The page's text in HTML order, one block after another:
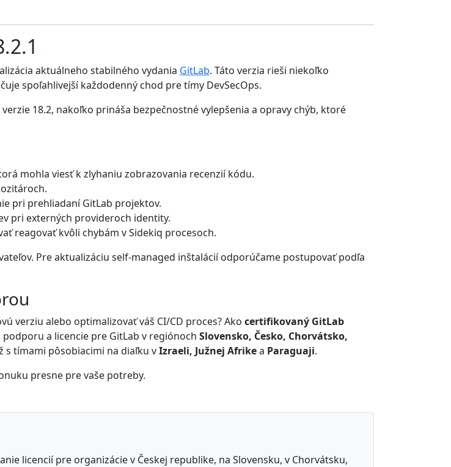
aktuálneho stabilného vydania GitLab. Táto verzia rieši niekoľko
spoľahlivejší každodenný chod pre tímy DevSecOps.
18.2, nakoľko prináša bezpečnostné vylepšenia a opravy chýb, ktoré
mohla viesť k zlyhaniu zobrazovania recenzií kódu.
pri prehliadaní GitLab projektov.
pri externých provideroch identity.
reagovať kvôli chybám v Sidekiq procesoch.
Pre aktualizáciu self-managed inštalácií odporúčame postupovať podľa
verziu alebo optimalizovať váš CI/CD proces? Ako certifikovaný GitLab
a licencie pre GitLab v regiónoch Slovensko, Česko, Chorvátsko,
s tímami pôsobiacimi na diaľku vIzraeli, Južnej Afrikea Paraguaji.
presne pre vaše potreby.
licencií pre organizácie v Českej republike, na Slovensku, v Chorvátsku,